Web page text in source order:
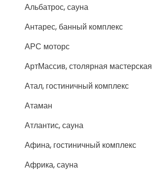
Альбатрос, сауна
Антарес, банный комплекс
АРС моторс
АртМассив, столярная мастерская
Атал, гостиничный комплекс
Атаман
Атлантис, сауна
Афина, гостиничный комплекс
Африка, сауна